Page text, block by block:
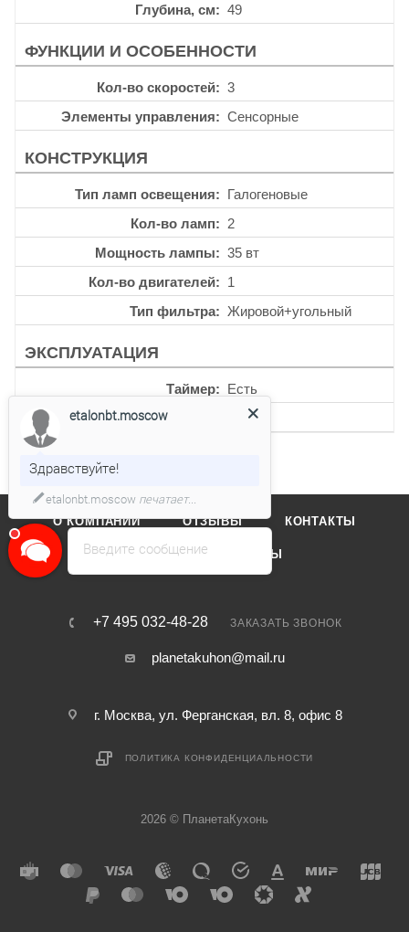
Глубина, см
49
ФУНКЦИИ И ОСОБЕННОСТИ
Кол-во скоростей
3
Элементы управления
Сенсорные
КОНСТРУКЦИЯ
Тип ламп освещения
Галогеновые
Кол-во ламп
2
Мощность лампы
35 вт
Кол-во двигателей
1
Тип фильтра
Жировой+угольный
ЭКСПЛУАТАЦИЯ
Таймер
Есть
Уровень шума
54 дб
О КОМПАНИИ ОТЗЫВЫ КОНТАКТЫ
КАТАЛОГ БРЕНДЫ
+7 495 032-48-28 ЗАКАЗАТЬ ЗВОНОК
planetakuhon@mail.ru
г. Москва, ул. Ферганская, вл. 8, офис 8
ПОЛИТИКА КОНФИДЕНЦИАЛЬНОСТИ
2026 © ПланетаКухонь
Введите сообщение
etalonbt.moscow
Здравствуйте!
etalonbt.moscow печатает...